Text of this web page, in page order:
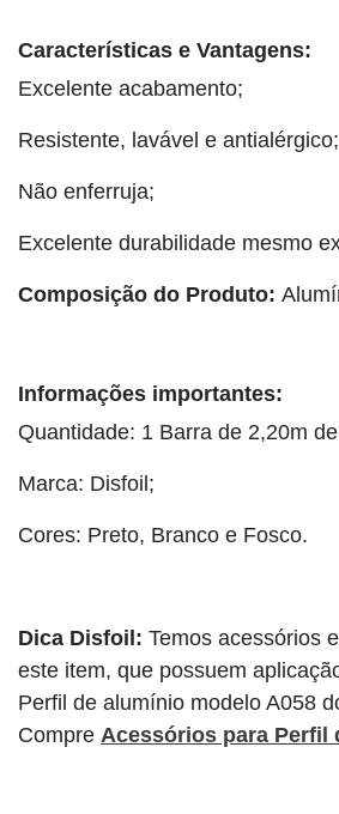
Características e Vantagens:
Excelente acabamento;
Resistente, lavável e antialérgico;
Não enferruja;
Excelente durabilidade mesmo
Composição do Produto:
Informações importantes:
Quantidade: 1 Barra de 2,20m
Marca: Disfoil;
Cores: Preto, Branco e Fosco.
Dica Disfoil: Temos acessórios
este item, que possuem
Perfil de alumínio modelo A058
Compre Acessórios para Perfil